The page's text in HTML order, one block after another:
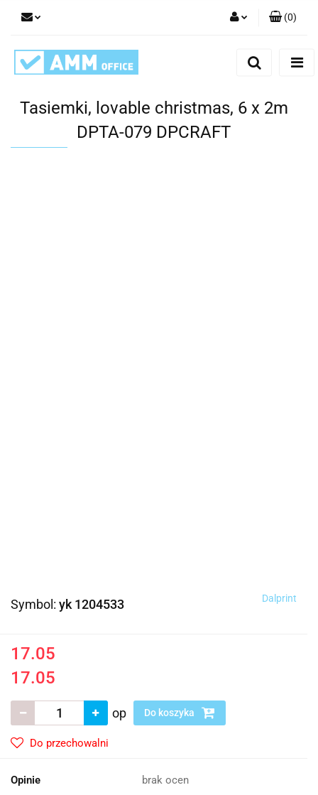
(0)
Tasiemki, lovable christmas, 6 x 2m
DPTA-079 DPCRAFT
Symbol: yk 1204533 Dalprint
17.05
17.05
op Do koszyka
Do przechowalni
Opinie
brak ocen